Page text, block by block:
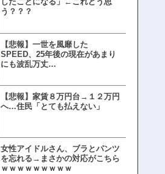
う？？？
【悲報】一世を風靡した
SPEED、25年後の現在があまり
にも波乱万丈…
【悲報】家賃８万円台→１２万円
へ…住民「とても払えない」
女性アイドルさん、ブラとパンツ
を忘れる→まさかの対応がこちら
ｗｗｗｗｗｗｗｗｗ
ない話"を暴露してしまうｗ
ランサムウェア攻撃を受け
レイ、わずか10日で復旧し
福岡テレビ局にとんでもな
アナが入社してしまうｗｗｗ
【衝撃】三笘が事故った時
てた車ってさ…←これw w
w w w w